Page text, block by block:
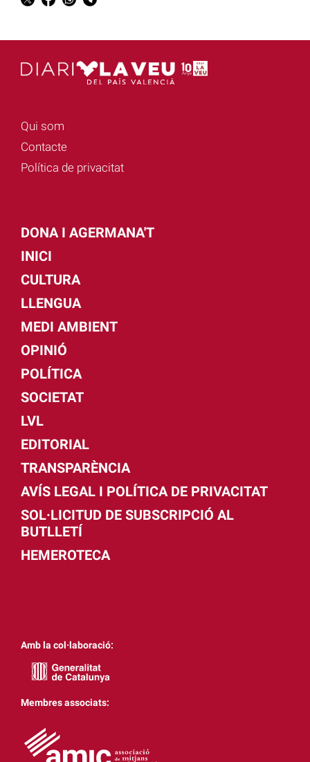
Qui som
Contacte
Política de privacitat
DONA I AGERMANA'T
INICI
CULTURA
LLENGUA
MEDI AMBIENT
OPINIÓ
POLÍTICA
SOCIETAT
LVL
EDITORIAL
TRANSPARÈNCIA
AVÍS LEGAL I POLÍTICA DE PRIVACITAT
SOL·LICITUD DE SUBSCRIPCIÓ AL
BUTLLETÍ
HEMEROTECA
Amb la col·laboració:
Membres associats: